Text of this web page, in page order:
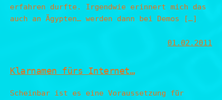
erfahren durfte. Irgendwie erinnert mich das
auch an Ägypten… werden dann bei Demos […]
01.02.2011
Klarnamen fürs Internet…
Scheinbar ist es eine Voraussetzung für